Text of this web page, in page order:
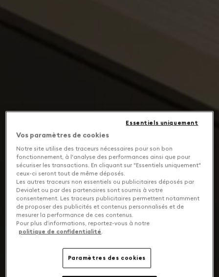
Vos paramètres de cookies
Notre site utilise des traceurs nécessaires pour son bon
fonctionnement, à l'analyse des performances ainsi que pour
sécuriser les transactions. En cliquant sur "Essentiels uniquement"
ceux-ci seront tout de même déposés.
Les autres traceurs non essentiels ou publicitaires déposés par
Devialet ou par des partenaires sont soumis à votre
consentement. Les traceurs publicitaires permettent notamment
de proposer des publicités et contenus personnalisés et de
mesurer la performance de ces contenus.
Pour plus d’informations, reportez-vous à notre
politique de confidentialité.
Paramètres des cookies
Essentiels uniquement